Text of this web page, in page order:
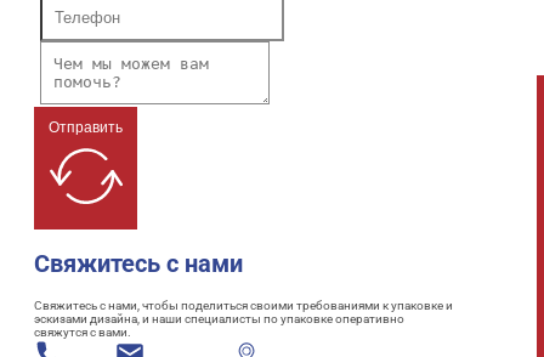
Отправить
Свяжитесь с нами
Свяжитесь с нами, чтобы поделиться своими требованиями к упаковке и
эскизами дизайна, и наши специалисты по упаковке оперативно
свяжутся с вами.